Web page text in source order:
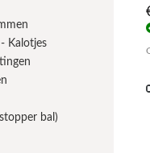
Kalotjes
bal)